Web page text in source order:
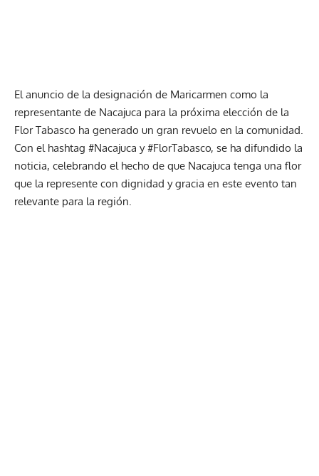
El anuncio de la designación de Maricarmen como la
representante de Nacajuca para la próxima elección de la
Flor Tabasco ha generado un gran revuelo en la comunidad.
Con el hashtag #Nacajuca y #FlorTabasco, se ha difundido la
noticia, celebrando el hecho de que Nacajuca tenga una flor
que la represente con dignidad y gracia en este evento tan
relevante para la región.